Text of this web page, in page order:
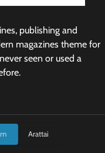
publishing and
magazines theme for
seen or used a
Arattai